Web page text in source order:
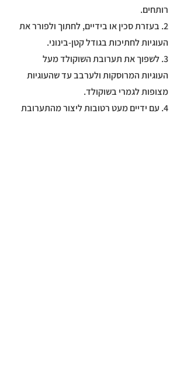
רותחים.
2. בעזרת סכין או בידיים, לחתוך ולפורר את
העוגיות לחתיכות בגודל קטן-בינוני.
3. לשפוך את תערובת השוקולד מעל
העוגיות המרוסקות ולערבב עד שהעוגיות
מצופות לגמרי בשוקולד.
4. עם ידיים מעט רטובות ליצור מהתערובת